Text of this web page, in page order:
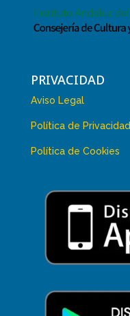
PRIVACIDAD
Aviso Legal
Política de Privacidad
Política de Cookies